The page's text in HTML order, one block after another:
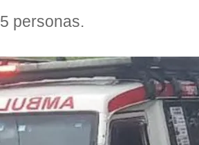
personas.